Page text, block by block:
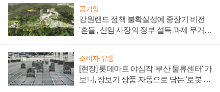
공기업
강원랜드 정책 불확실성에 중장기 비전
'흔들', 신임 사장의 정부 설득 과제 무거워
소비자·유통
[현장] 롯데마트 야심작 '부산 물류센터' 가
보니, 장보기 상품 자동으로 담는 '로봇 40